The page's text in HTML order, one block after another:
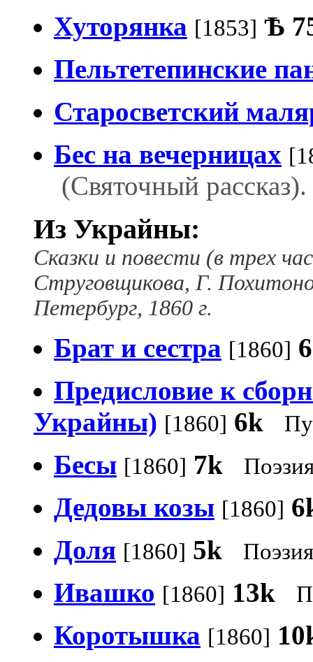
Хуторянка [1853] Ѣ
Пельтетепинские
Старосветский
Бес на вечерницах
(Святочный рассказ).
Из Украйны:
Сказки и повести (в трех
Струговщикова, Г.
Петербург, 1860 г.
Брат и сестра [1860]
Предисловие к
Украйны) [1860] 6k
Бесы [1860] 7k
Дедовы козы [1860]
Доля [1860] 5k
Ивашко [1860] 13k
Коротышка [1860]